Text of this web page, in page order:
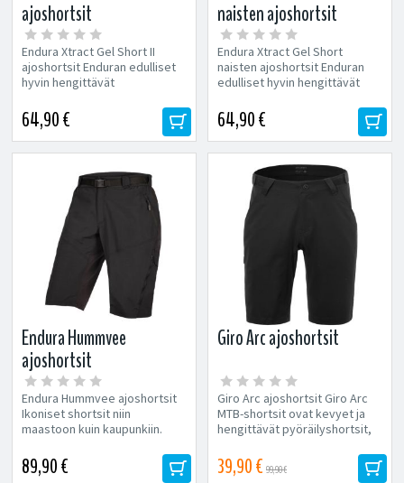
ajoshortsit
Endura Xtract Gel Short II
ajoshortsit Enduran edulliset
hyvin hengittävät
Hyvin...
64,90 €
naisten ajoshortsit
Endura Xtract Gel Short
naisten ajoshortsit Enduran
edulliset hyvin hengittävät
Hyvin...
64,90 €
Endura Hummvee
ajoshortsit
Endura Hummvee ajoshortsit
Ikoniset shortsit niin
maastoon kuin kaupunkiin.
pehmusteelliset...
89,90 €
Giro Arc ajoshortsit
Giro Arc ajoshortsit Giro Arc
MTB-shortsit ovat kevyet ja
hengittävät pyöräilyshortsit,
39,90 € 99,90 €